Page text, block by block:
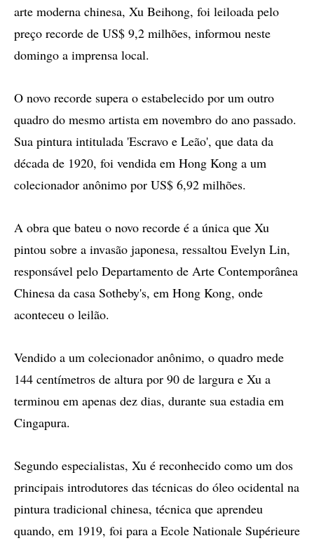
arte moderna chinesa, Xu Beihong, foi leiloada pelo
preço recorde de US$ 9,2 milhões, informou neste
domingo a imprensa local.
O novo recorde supera o estabelecido por um outro
quadro do mesmo artista em novembro do ano passado.
Sua pintura intitulada 'Escravo e Leão', que data da
década de 1920, foi vendida em Hong Kong a um
colecionador anônimo por US$ 6,92 milhões.
A obra que bateu o novo recorde é a única que Xu
pintou sobre a invasão japonesa, ressaltou Evelyn Lin,
responsável pelo Departamento de Arte Contemporânea
Chinesa da casa Sotheby's, em Hong Kong, onde
aconteceu o leilão.
Vendido a um colecionador anônimo, o quadro mede
144 centímetros de altura por 90 de largura e Xu a
terminou em apenas dez dias, durante sua estadia em
Cingapura.
Segundo especialistas, Xu é reconhecido como um dos
principais introdutores das técnicas do óleo ocidental na
pintura tradicional chinesa, técnica que aprendeu
quando, em 1919, foi para a Ecole Nationale Supérieure